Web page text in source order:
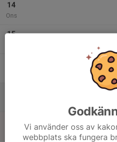
14
Ons
15
Vi använder oss av
webbplats ska fungera